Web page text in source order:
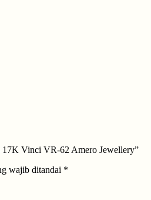
17K Vinci VR-62 Amero Jewellery”
wajib ditandai *